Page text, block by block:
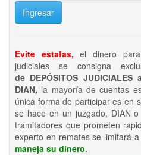
Ingresar
Evite estafas, el dinero
judiciales se consigna
de DEPÓSITOS
DIAN, la mayoría de cuentas
única forma de participar es en
se hace en un juzgado, DIAN
tramitadores que prometen
experto en remates se limitará
maneja su dinero.